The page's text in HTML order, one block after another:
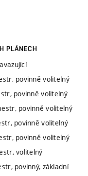
PLÁNECH
povinně volitelný
povinně volitelný
povinně volitelný
povinně volitelný
povinně volitelný
volitelný
povinný, základní